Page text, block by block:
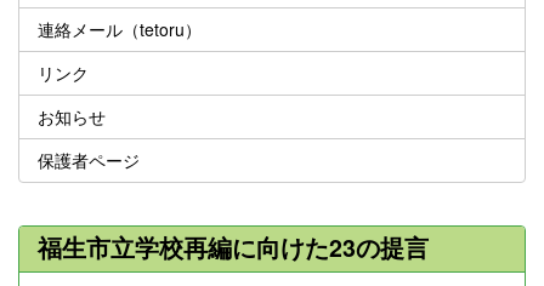
連絡メール（tetoru）
リンク
お知らせ
保護者ページ
福生市立学校再編に向けた23の提言